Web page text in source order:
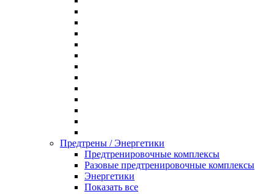
Предтрены / Энергетики
Предтренировочные комплексы
Разовые предтренировочные комплексы
Энергетики
Показать все